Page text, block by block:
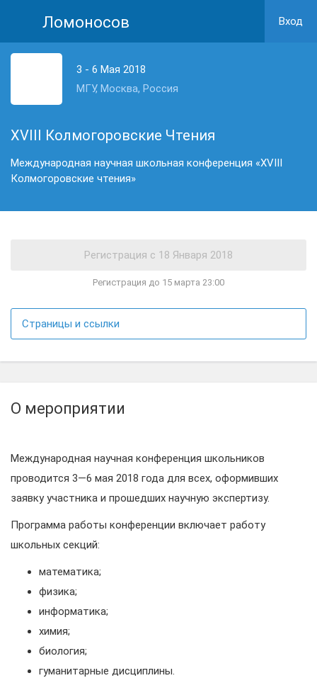
Ломоносов Вход
3 - 6 Мая 2018
МГУ, Москва, Россия
XVIII Колмогоровские Чтения
Международная научная школьная конференция «XVIII
Колмогоровские чтения»
Регистрация до 15 марта 23:00
Страницы и ссылки
О мероприятии
Международная научная конференция школьников
проводится 3—6 мая 2018 года для всех, оформивших
заявку участника и прошедших научную экспертизу.
Программа работы конференции включает работу
школьных секций:
математика;
физика;
информатика;
химия;
биология;
гуманитарные дисциплины.